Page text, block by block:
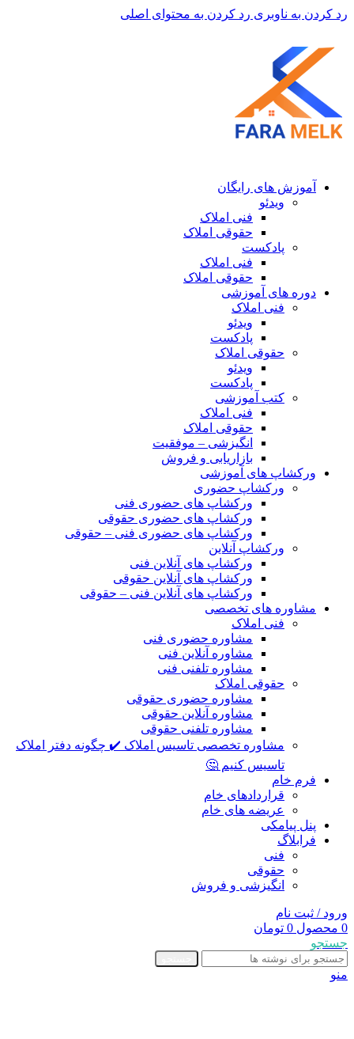
رد کردن به ناوبری رد کردن به محتوای اصلی
آموزش های رایگان
ویدئو
فنی املاک
حقوقی املاک
پادکست
فنی املاک
حقوقی املاک
دوره های آموزشی
فنی املاک
ویدئو
پادکست
حقوقی املاک
ویدئو
پادکست
کتب آموزشی
فنی املاک
حقوقی املاک
انگیزشی – موفقیت
بازاریابی و فروش
ورکشاپ های آموزشی
ورکشاپ حضوری
ورکشاپ های حضوری فنی
ورکشاپ های حضوری حقوقی
ورکشاپ های حضوری فنی – حقوقی
ورکشاپ آنلاین
ورکشاپ های آنلاین فنی
ورکشاپ های آنلاین حقوقی
ورکشاپ های آنلاین فنی – حقوقی
مشاوره های تخصصی
فنی املاک
مشاوره حضوری فنی
مشاوره آنلاین فنی
مشاوره تلفنی فنی
حقوقی املاک
مشاوره حضوری حقوقی
مشاوره آنلاین حقوقی
مشاوره تلفنی حقوقی
مشاوره تخصصی تاسیس املاک ✔️ چگونه دفتر املاک
تاسیس کنیم 🤔
فرم خام
قراردادهای خام
عریضه های خام
پنل پیامکی
فرابلاگ
فنی
حقوقی
انگیزشی و فروش
ورود / ثبت نام
0 محصول 0 تومان
جستجو
منو